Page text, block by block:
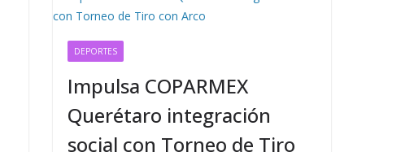
DEPORTES
Impulsa COPARMEX
Querétaro integración
social con Torneo de Tiro